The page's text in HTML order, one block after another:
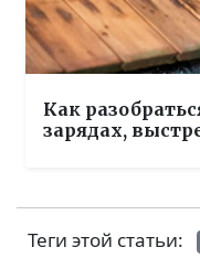
Как
зарядах,
Теги этой статьи: